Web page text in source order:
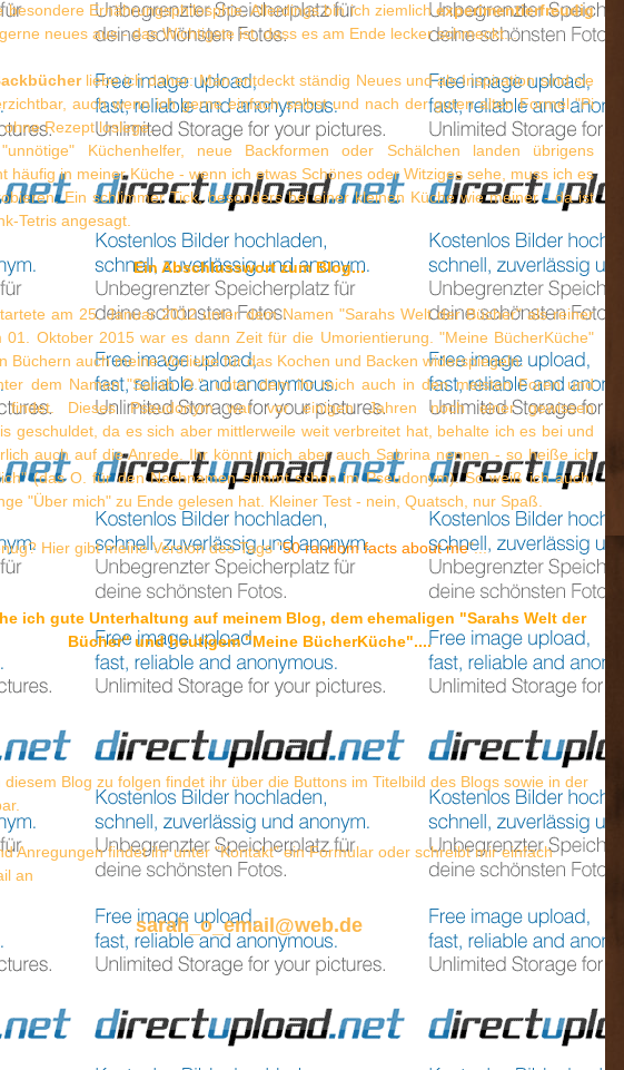
besondere Ernährungsphilosphie. Allerdings bin ich ziemlich experimentierfreudig
neues aus - das Wichtigste ist, dass es am Ende lecker schmeckt...
liebe ich daher: Man entdeckt ständig Neues und als Inspiration sind sie
auch wenn ich gerne einfach selbst und nach der guten alten Formel "Pi
Rezept loslege.
"unnötige" Küchenhelfer, neue Backformen oder Schälchen landen übrigens
häufig in meiner Küche - wenn ich etwas Schönes oder Witziges sehe, muss ich es
Ein schlimmer Tick, besonders bei einer kleinen Küche wie meiner - da ist
Tetris angesagt.
Ein Abschlusswort zum Blog...
am 25. Januar 2012 unter dem Namen "Sarahs Welt der Bücher" als reiner
01. Oktober 2015 war es dann Zeit für die Umorientierung. "Meine BücherKüche"
Büchern auch meine Vorliebe für das Kochen und Backen widerspiegeln.
dem Namen "Sarah O.", unter dem ihr mich auch in den meisten Foren und
findet. Dieses Pseudonym war vor einigen Jahren noch einer gewissen
geschuldet, da es sich aber mittlerweile weit verbreitet hat, behalte ich es bei und
auch auf die Anrede. Ihr könnt mich aber auch Sabrina nennen - so heiße ich
(das O. für den Nachnamen stimmt schon im Pseudonym). So weiß ich auch,
"Über mich" zu Ende gelesen hat. Kleiner Test - nein, Quatsch, nur Spaß.
Hier gibt meine Version des Tags "50 random facts about me"...
ich gute Unterhaltung auf meinem Blog, dem ehemaligen "Sarahs Welt der
Bücher" und heutigem "Meine BücherKüche"....
diesem Blog zu folgen findet ihr über die Buttons im Titelbild des Blogs sowie in der
Anregungen findet ihr unter "Kontakt" ein Formular oder schreibt mir einfach
an
sarah_o_email@web.de